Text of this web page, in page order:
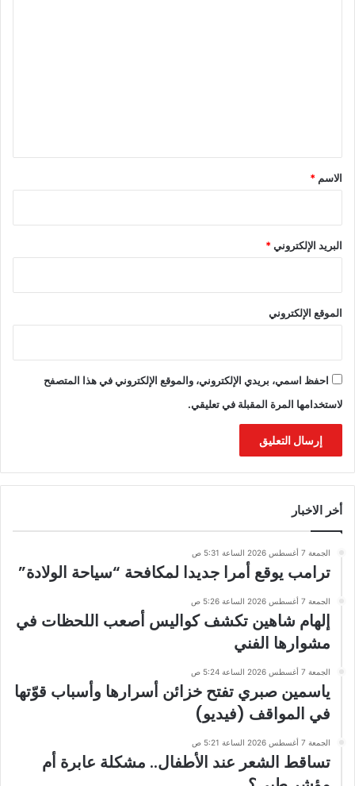
*
الاسم *
البريد الإلكتروني*
الموقع الإلكتروني
احفظ اسمي، بريدي الإلكتروني، والموقع الإلكتروني في هذا المتصفح
لاستخدامها المرة المقبلة في تعليقي.
أخر الاخبار
الجمعة 7 أغسطس 2026 الساعة 5:31 ص
ترامب يوقع أمرا جديدا لمكافحة “سياحة الولادة”
الجمعة 7 أغسطس 2026 الساعة 5:26 ص
إلهام شاهين تكشف كواليس أصعب اللحظات في
مشوارها الفني
الجمعة 7 أغسطس 2026 الساعة 5:24 ص
ياسمين صبري تفتح خزائن أسرارها وأسباب قوّتها
في المواقف (فيديو)
الجمعة 7 أغسطس 2026 الساعة 5:21 ص
تساقط الشعر عند الأطفال.. مشكلة عابرة أم